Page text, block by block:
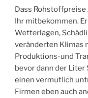
Dass
Ihr mitbekommen.
Wetterlagen,
veränderten Klimas
Produktions-und
bevor dann der Liter
einen vermutlich
Firmen eben auch